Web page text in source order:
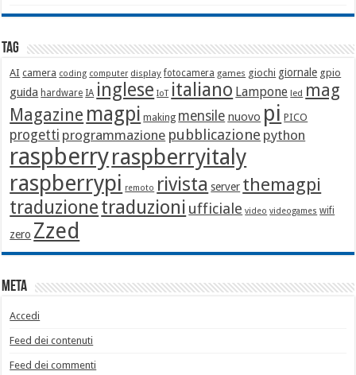
Tag
AI camera coding computer display fotocamera games giochi giornale gpio
guida hardware IA inglese IoT italiano Lampone led mag
Magazine magpi making mensile nuovo pi PICO
progetti programmazione pubblicazione python
raspberryraspberryitaly
raspberrypi remoto rivista server themagpi
traduzionetraduzioni ufficiale video videogames wifi
zero Zzed
Meta
Accedi
Feed dei contenuti
Feed dei commenti